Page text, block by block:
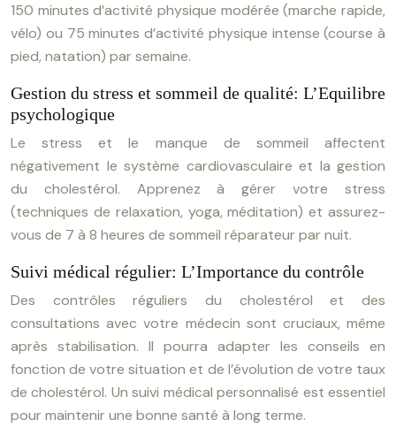
150 minutes d’activité physique modérée (marche rapide,
vélo) ou 75 minutes d’activité physique intense (course à
pied, natation) par semaine.
Gestion du stress et sommeil de qualité: L’Equilibre
psychologique
Le stress et le manque de sommeil affectent
négativement le système cardiovasculaire et la gestion
du cholestérol. Apprenez à gérer votre stress
(techniques de relaxation, yoga, méditation) et assurez-
vous de 7 à 8 heures de sommeil réparateur par nuit.
Suivi médical régulier: L’Importance du contrôle
Des contrôles réguliers du cholestérol et des
consultations avec votre médecin sont cruciaux, même
après stabilisation. Il pourra adapter les conseils en
fonction de votre situation et de l’évolution de votre taux
de cholestérol. Un suivi médical personnalisé est essentiel
pour maintenir une bonne santé à long terme.